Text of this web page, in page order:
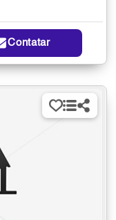
Contatar